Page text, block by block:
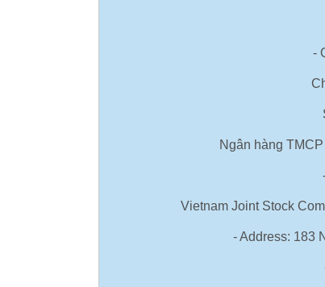
-
Ngân hàng
Vietnam Joint Stock
- Address: 183